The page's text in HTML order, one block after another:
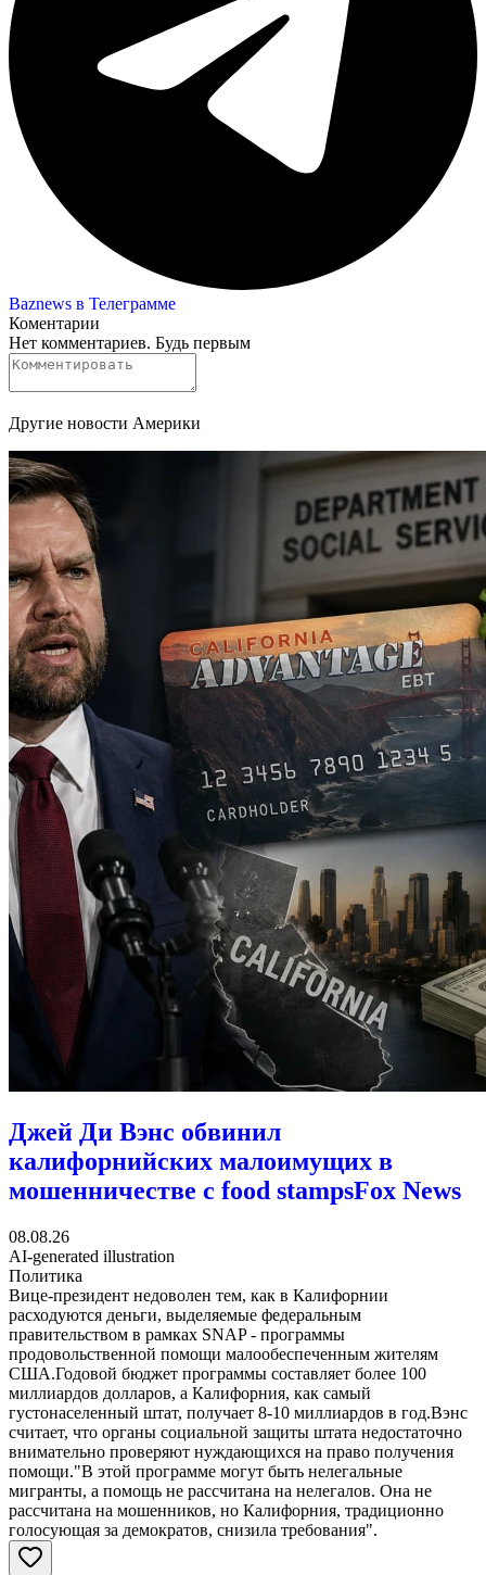
Baznews в Телеграмме
Коментарии
Нет комментариев. Будь первым
Другие новости Америки
Джей Ди Вэнс обвинил
калифорнийских малоимущих в
мошенничестве с food stampsFox News
08.08.26
AI-generated illustration
Политика
Вице-президент недоволен тем, как в Калифорнии
расходуются деньги, выделяемые федеральным
правительством в рамках SNAP - программы
продовольственной помощи малообеспеченным жителям
США.Годовой бюджет программы составляет более 100
миллиардов долларов, а Калифорния, как самый
густонаселенный штат, получает 8-10 миллиардов в год.Вэнс
считает, что органы социальной защиты штата недостаточно
внимательно проверяют нуждающихся на право получения
помощи."В этой программе могут быть нелегальные
мигранты, а помощь не рассчитана на нелегалов. Она не
рассчитана на мошенников, но Калифорния, традиционно
голосующая за демократов, снизила требования".